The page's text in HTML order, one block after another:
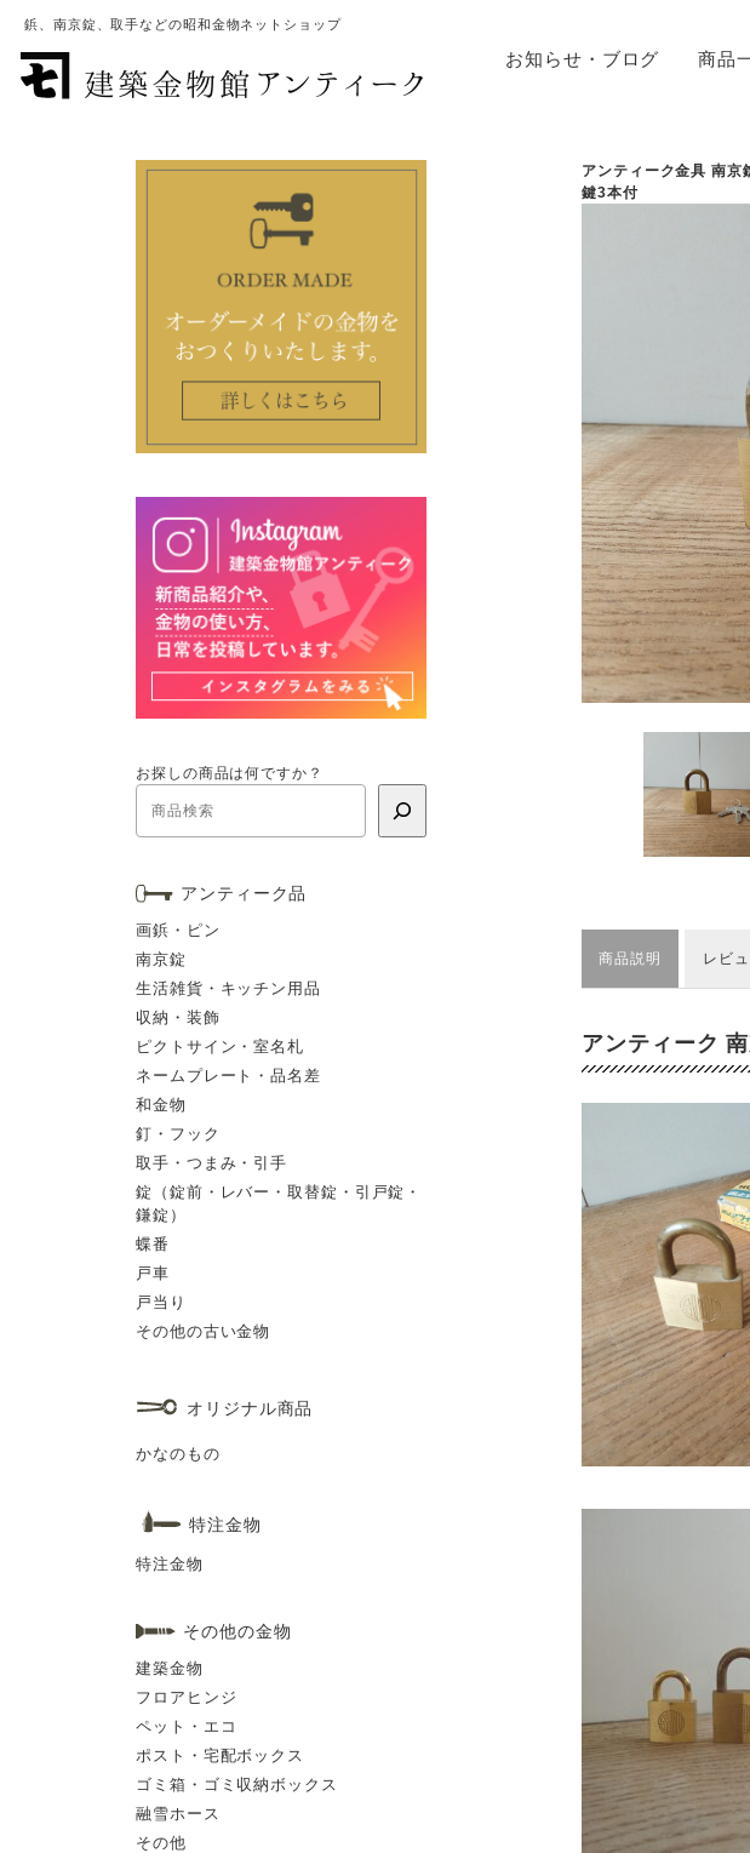
鋲、南京錠、取手などの昭和金物ネットショップ
お知らせ・ブログ 商品
アンティーク金具 南
鍵3本付
商品説明 レビ
アンティーク
お探しの商品は何ですか？
アンティーク品
画鋲・ピン
南京錠
生活雑貨・キッチン用品
収納・装飾
ピクトサイン・室名札
ネームプレート・品名差
和金物
釘・フック
取手・つまみ・引手
錠（錠前・レバー・取替錠・引戸錠・
鎌錠）
蝶番
戸車
戸当り
その他の古い金物
オリジナル商品
かなのもの
特注金物
特注金物
その他の金物
建築金物
フロアヒンジ
ペット・エコ
ポスト・宅配ボックス
ゴミ箱・ゴミ収納ボックス
融雪ホース
その他